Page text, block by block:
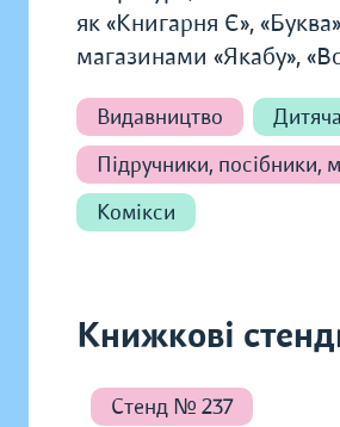
як «Книгарня Є»,
магазинами «Якабу»,
Видавництво
Підручники, посібники,
Комікси
Книжкові
Стенд № 237